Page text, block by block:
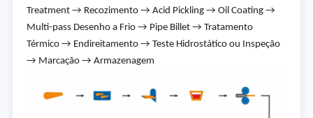
Treatment → Recozimento → Acid Pickling → Oil Coating →
Multi-pass Desenho a Frio → Pipe Billet → Tratamento
Térmico → Endireitamento → Teste Hidrostático ou Inspeção
→ Marcação → Armazenagem